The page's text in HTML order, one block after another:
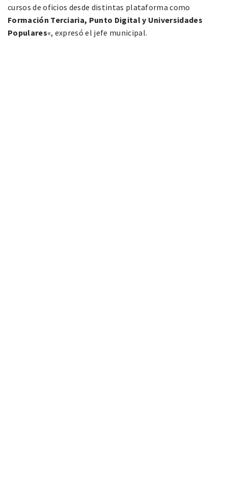
cursos de oficios desde distintas plataforma como
Formación Terciaria, Punto Digital y Universidades
Populares«, expresó el jefe municipal.